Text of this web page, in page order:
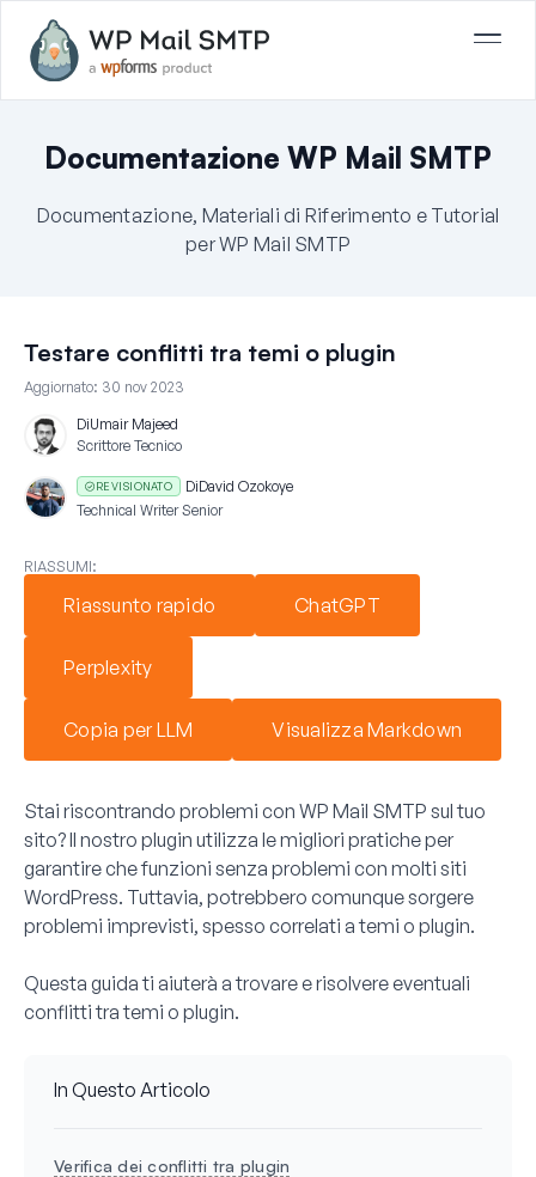
Documentazione WP Mail SMTP
Documentazione, Materiali di Riferimento e Tutorial
per WP Mail SMTP
Testare conflitti tra temi o plugin
Aggiornato: 30 nov 2023
DiUmair Majeed
Scrittore Tecnico
REVISIONATO DiDavid Ozokoye
Technical Writer Senior
RIASSUMI:
Riassunto rapido ChatGPT
Perplexity
Copia per LLM Visualizza Markdown
Stai riscontrando problemi con WP Mail SMTP sul tuo
sito? Il nostro plugin utilizza le migliori pratiche per
garantire che funzioni senza problemi con molti siti
WordPress. Tuttavia, potrebbero comunque sorgere
problemi imprevisti, spesso correlati a temi o plugin.
Questa guida ti aiuterà a trovare e risolvere eventuali
conflitti tra temi o plugin.
In Questo Articolo
Verifica dei conflitti tra plugin